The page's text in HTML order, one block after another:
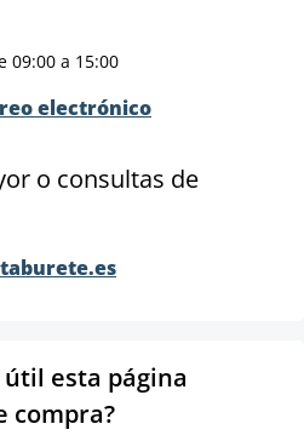
09:00 a 15:00
electrónico
o consultas de
útil esta página
compra?